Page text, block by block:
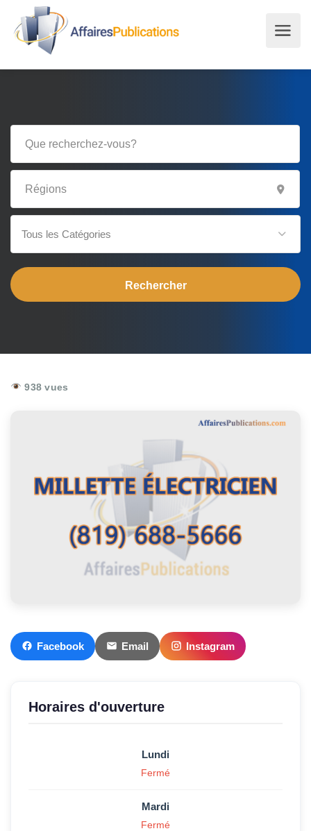
Tous les Catégories
938 vues
Facebook Email Instagram
Horaires d'ouverture
Lundi
Fermé
Mardi
Fermé